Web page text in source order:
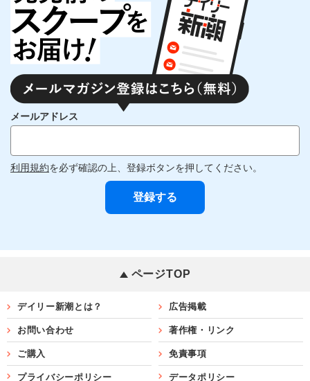
メールアドレス
利用規約を必ず確認の上、登録ボタンを押してください。
ページTOP
デイリー新潮とは？ 広告掲載
お問い合わせ 著作権・リンク
ご購入 免責事項
プライバシーポリシー データポリシー